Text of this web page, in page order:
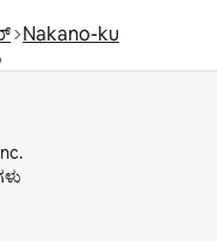
Nakano-ku